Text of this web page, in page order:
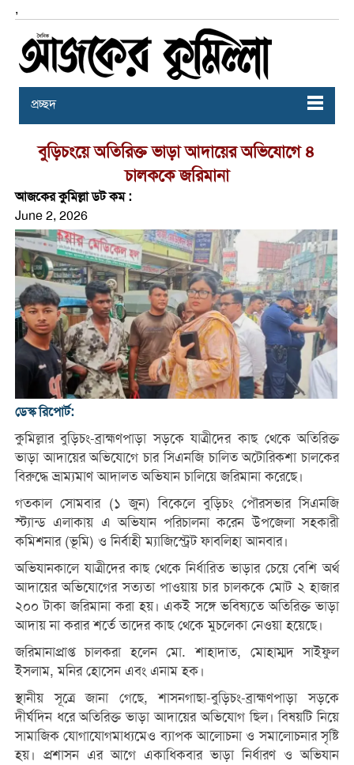
,
প্রচ্ছদ
বুড়িচংয়ে অতিরিক্ত ভাড়া আদায়ের অভিযোগে ৪
চালককে জরিমানা
আজকের কুমিল্লা ডট কম :
June 2, 2026
ডেস্ক রিপোর্ট:
কুমিল্লার বুড়িচং-ব্রাহ্মণপাড়া সড়কে যাত্রীদের কাছ থেকে অতিরিক্ত
ভাড়া আদায়ের অভিযোগে চার সিএনজি চালিত অটোরিকশা চালকের
বিরুদ্ধে ভ্রাম্যমাণ আদালত অভিযান চালিয়ে জরিমানা করেছে।
গতকাল সোমবার (১ জুন) বিকেলে বুড়িচং পৌরসভার সিএনজি
স্ট্যান্ড এলাকায় এ অভিযান পরিচালনা করেন উপজেলা সহকারী
কমিশনার (ভূমি) ও নির্বাহী ম্যাজিস্ট্রেট ফাবলিহা আনবার।
অভিযানকালে যাত্রীদের কাছ থেকে নির্ধারিত ভাড়ার চেয়ে বেশি অর্থ
আদায়ের অভিযোগের সত্যতা পাওয়ায় চার চালককে মোট ২ হাজার
২০০ টাকা জরিমানা করা হয়। একই সঙ্গে ভবিষ্যতে অতিরিক্ত ভাড়া
আদায় না করার শর্তে তাদের কাছ থেকে মুচলেকা নেওয়া হয়েছে।
জরিমানাপ্রাপ্ত চালকরা হলেন মো. শাহাদাত, মোহাম্মদ সাইফুল
ইসলাম, মনির হোসেন এবং এনাম হক।
স্থানীয় সূত্রে জানা গেছে, শাসনগাছা-বুড়িচং-ব্রাহ্মণপাড়া সড়কে
দীর্ঘদিন ধরে অতিরিক্ত ভাড়া আদায়ের অভিযোগ ছিল। বিষয়টি নিয়ে
সামাজিক যোগাযোগমাধ্যমেও ব্যাপক আলোচনা ও সমালোচনার সৃষ্টি
হয়। প্রশাসন এর আগে একাধিকবার ভাড়া নির্ধারণ ও অভিযান